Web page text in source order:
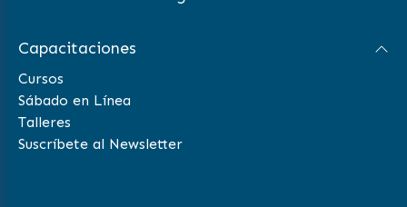
Capacitaciones
Cursos
Sábado en Línea
Talleres
Suscríbete al Newsletter